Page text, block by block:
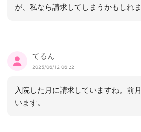
が、私なら請求してしまうかもしれ
てるん
2025/06/12 06:22
入院した月に請求していますね。前
います。